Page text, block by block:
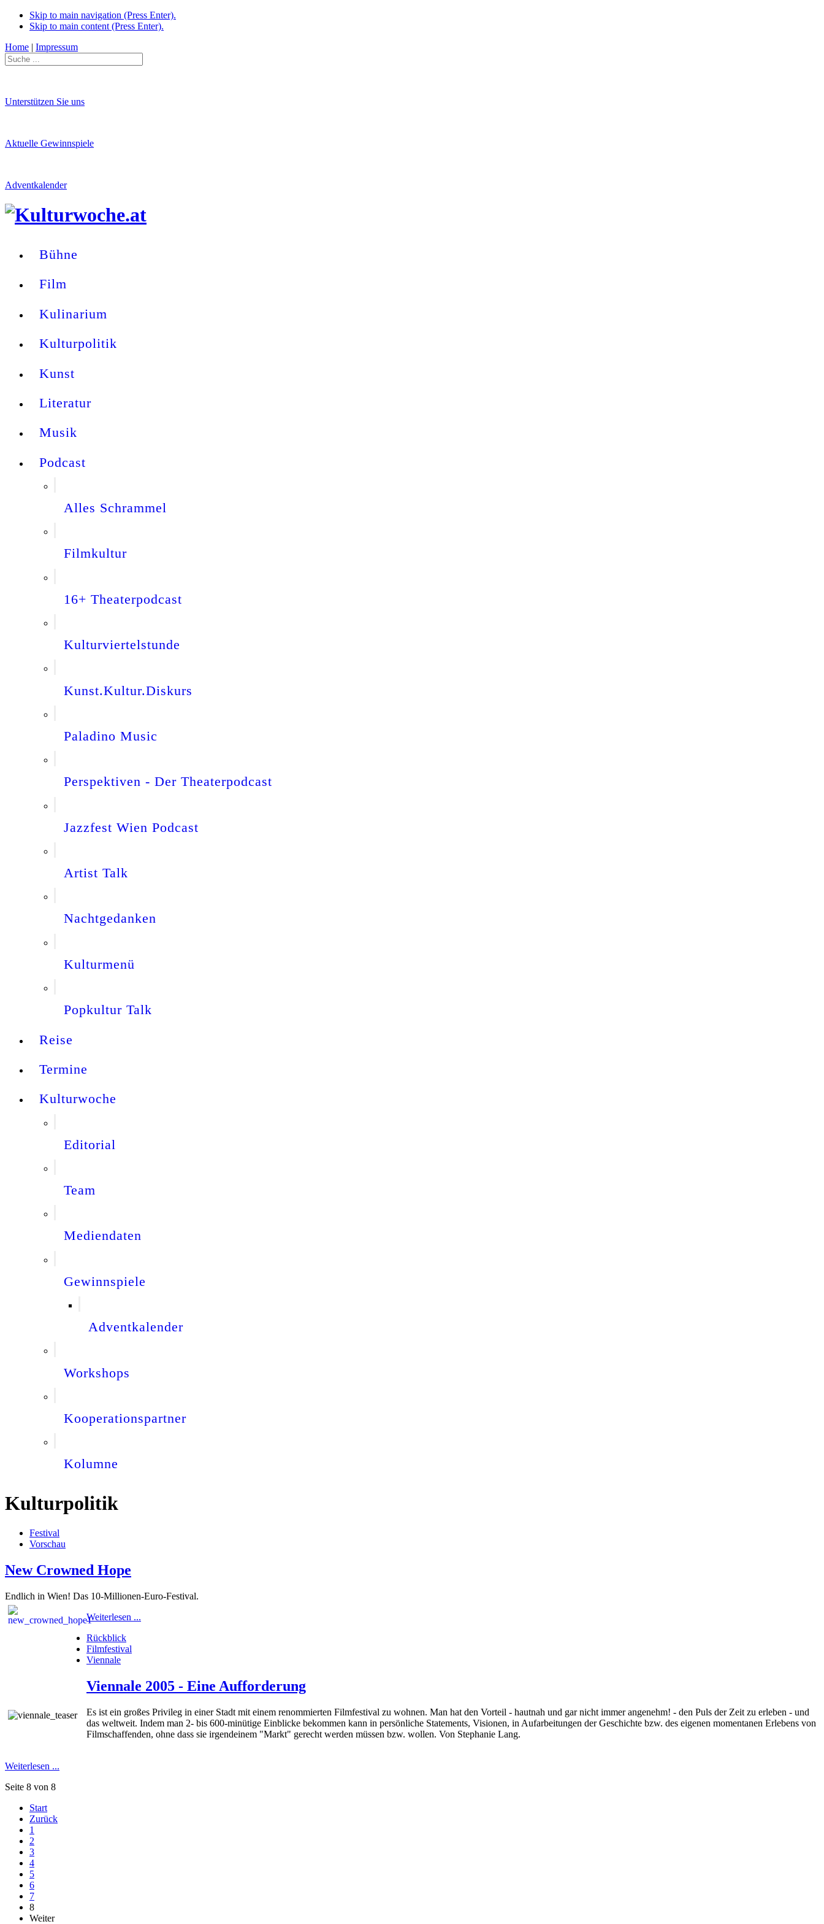
Skip to main navigation (Press Enter).
Skip to main content (Press Enter).
Home | Impressum
Unterstützen Sie uns
Aktuelle Gewinnspiele
Adventkalender
Bühne
Film
Kulinarium
Kulturpolitik
Kunst
Literatur
Musik
Podcast
Alles Schrammel
Filmkultur
16+ Theaterpodcast
Kulturviertelstunde
Kunst.Kultur.Diskurs
Paladino Music
Perspektiven - Der Theaterpodcast
Jazzfest Wien Podcast
Artist Talk
Nachtgedanken
Kulturmenü
Popkultur Talk
Reise
Termine
Kulturwoche
Editorial
Team
Mediendaten
Gewinnspiele
Adventkalender
Workshops
Kooperationspartner
Kolumne
Kulturpolitik
Festival
Vorschau
New Crowned Hope
Endlich in Wien! Das 10-Millionen-Euro-Festival.
Weiterlesen ...
Rückblick
Filmfestival
Viennale
Viennale 2005 - Eine Aufforderung
Es ist ein großes Privileg in einer Stadt mit einem renommierten Filmfestival zu wohnen. Man hat den Vorteil - hautnah und gar nicht immer angenehm! - den Puls der Zeit zu erleben - und
das weltweit. Indem man 2- bis 600-minütige Einblicke bekommen kann in persönliche Statements, Visionen, in Aufarbeitungen der Geschichte bzw. des eigenen momentanen Erlebens von
Filmschaffenden, ohne dass sie irgendeinem "Markt" gerecht werden müssen bzw. wollen. Von Stephanie Lang.
Weiterlesen ...
Seite 8 von 8
Start
Zurück
1
2
3
4
5
6
7
8
Weiter